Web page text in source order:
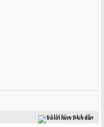
Trả lời kèm Trích dẫn